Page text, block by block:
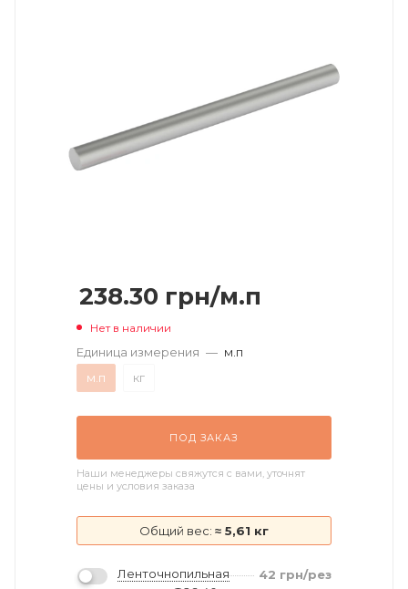
238.30 грн/м.п
Нет в наличии
Единица измерения — м.п
м.п
кг
ПОД ЗАКАЗ
Наши менеджеры свяжутся с вами, уточнят
цены и условия заказа
Общий вес: ≈ 5,61 кг
Ленточнопильная
42 грн/рез